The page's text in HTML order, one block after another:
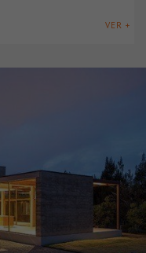
VER +